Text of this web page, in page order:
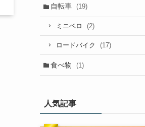
自転車 (19)
ミニベロ (2)
ロードバイク (17)
食べ物 (1)
人気記事